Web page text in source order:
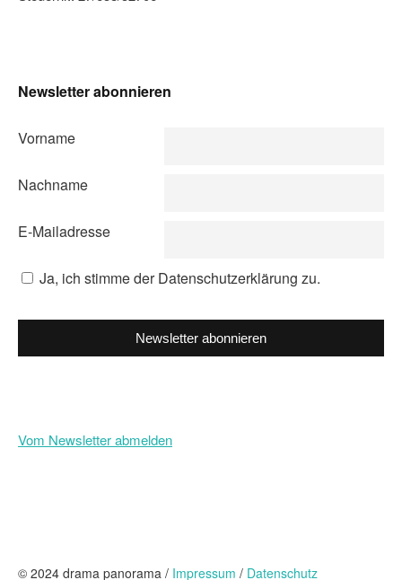
Newsletter abonnieren
Vorname
Nachname
E-Mailadresse
Ja, ich stimme der Datenschutzerklärung zu.
Newsletter abonnieren
Vom Newsletter abmelden
© 2024 drama panorama / Impressum / Datenschutz